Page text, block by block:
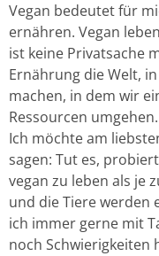
Vegan bedeutet für
ernähren. Vegan
ist keine Privatsache
Ernährung die Welt,
machen, in dem wir
Ressourcen umgehen.
Ich möchte am
sagen: Tut es,
vegan zu leben als je
und die Tiere werden
ich immer gerne mit
noch Schwierigkeiten